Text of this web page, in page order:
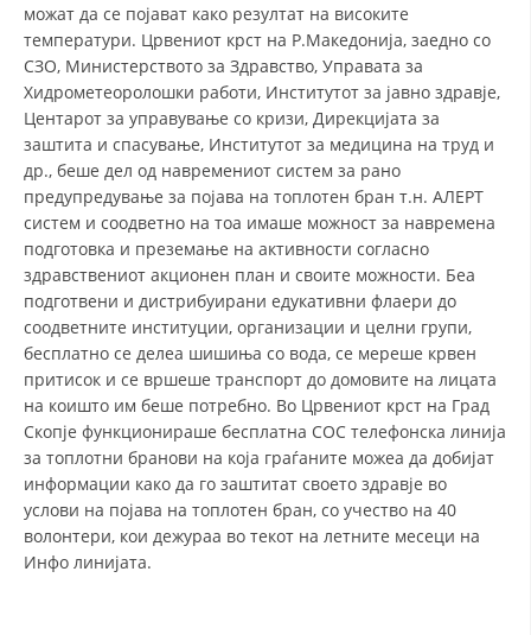
можат да се појават како резултат на високите
температури. Црвениот крст на Р.Македонија, заедно со
СЗО, Министерството за Здравство, Управата за
Хидрометеоролошки работи, Институтот за јавно здравје,
Центарот за управување со кризи, Дирекцијата за
заштита и спасување, Институтот за медицина на труд и
др., беше дел од навремениот систем за рано
предупредување за појава на топлотен бран т.н. АЛЕРТ
систем и соодветно на тоа имаше можност за навремена
подготовка и преземање на активности согласно
здравствениот акционен план и своите можности. Беа
подготвени и дистрибуирани едукативни флаери до
соодветните институции, организации и целни групи,
бесплатно се делеа шишиња со вода, се мереше крвен
притисок и се вршеше транспорт до домовите на лицата
на коишто им беше потребно. Во Црвениот крст на Град
Скопје функционираше бесплатна СОС телефонска линија
за топлотни бранови на која граѓаните можеа да добијат
информации како да го заштитат своето здравје во
услови на појава на топлотен бран, со учество на 40
волонтери, кои дежураа во текот на летните месеци на
Инфо линијата.